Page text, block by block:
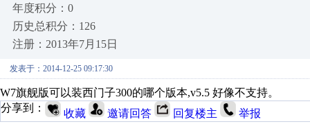
年度积分：0
历史总积分：126
注册：2013年7月15日
发表于：2014-12-25 09:17:30
W7旗舰版可以装西门子300的哪个版本,v5.5 好像不支持。
分享到：
收藏 邀请回答 回复楼主 举报